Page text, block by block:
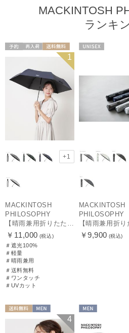
MACKINTOSH
ランキ
送料無料 1
+1
MACKINTOSH
PHILOSOPHY
【晴雨兼用折りたたみ日傘】マッキントッシュ フィロソフィー (MACKINTOSH PHILOSOPHY) バーブレラ サンプロテクト（SUNPROTECT）自動開閉 遮光100
￥11,000 (税込)
＃遮光100%
＃軽量
＃晴雨兼用
＃送料無料
＃ワンタッチ
＃UVカット
MACKINTOSH
PHILOSOPHY
￥9,900 (税込)
4